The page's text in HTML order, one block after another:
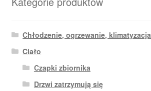
Chłodzenie, ogrzewanie, klimatyzacja
Ciało
Czapki zbiornika
Drzwi zatrzymują się